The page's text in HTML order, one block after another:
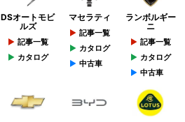
DSオートモビ
ルズ
記事一覧
カタログ
マセラティ
記事一覧
カタログ
中古車
ランボルギー
ニ
記事一覧
カタログ
中古車